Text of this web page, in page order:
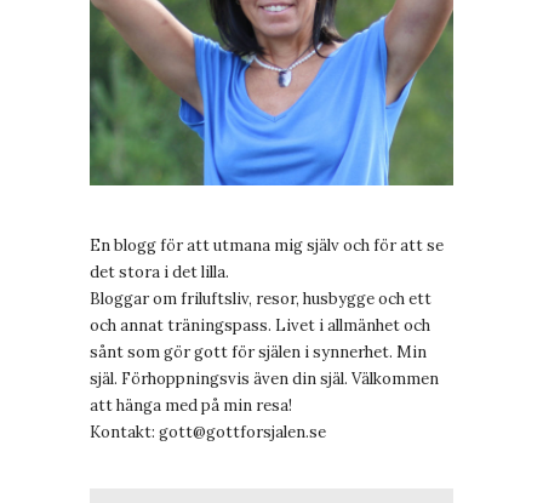
En blogg för att utmana mig själv och för att se
det stora i det lilla.
Bloggar om friluftsliv, resor, husbygge och ett
och annat träningspass. Livet i allmänhet och
sånt som gör gott för själen i synnerhet. Min
själ. Förhoppningsvis även din själ. Välkommen
att hänga med på min resa!
Kontakt: gott@gottforsjalen.se